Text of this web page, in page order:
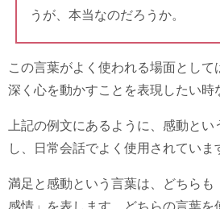
うが、本当なのだろうか。
この言葉がよく使われる場面として
深く心を動かすことを表現したい時
上記の例文にあるように、感動と
し、日常会話でよく使用されていま
満足と感動という言葉は、どちらも
感情」を表します。どちらの言葉を